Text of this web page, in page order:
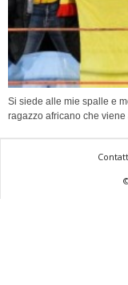
Si siede alle mie spalle e
ragazzo africano che